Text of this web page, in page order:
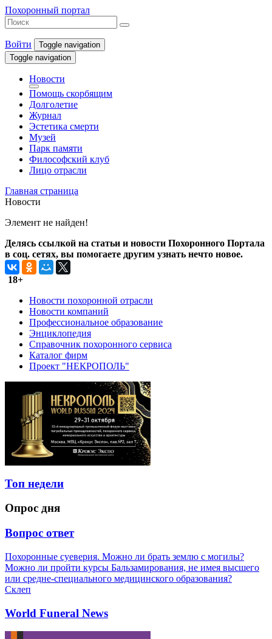
Похоронный портал
Войти
Toggle navigation
Toggle navigation
Новости
Помощь скорбящим
Долголетие
Журнал
Эстетика смерти
Музей
Парк памяти
Философский клуб
Лицо отрасли
Главная страница
Новости
Элемент не найден!
Делясь ссылкой на статьи и новости Похоронного Портала
в соц. сетях, вы помогаете другим узнать нечто новое.
18+
Новости похоронной отрасли
Новости компаний
Профессиональное образование
Энциклопедия
Справочник похоронного сервиса
Каталог фирм
Проект "НЕКРОПОЛЬ"
Топ недели
Опрос дня
Вопрос ответ
Похоронные суеверия. Можно ли брать землю с могилы?
Можно ли пройти курсы Бальзамирования, не имея высшего
или средне-специального медицинского образования?
Склеп
World Funeral News